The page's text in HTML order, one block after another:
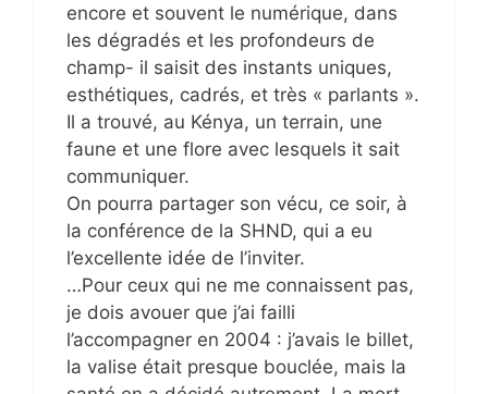
encore et souvent le numérique, dans
les dégradés et les profondeurs de
champ- il saisit des instants uniques,
esthétiques, cadrés, et très « parlants ».
Il a trouvé, au Kénya, un terrain, une
faune et une flore avec lesquels it sait
communiquer.
On pourra partager son vécu, ce soir, à
la conférence de la SHND, qui a eu
l’excellente idée de l’inviter.
…Pour ceux qui ne me connaissent pas,
je dois avouer que j’ai failli
l’accompagner en 2004 : j’avais le billet,
la valise était presque bouclée, mais la